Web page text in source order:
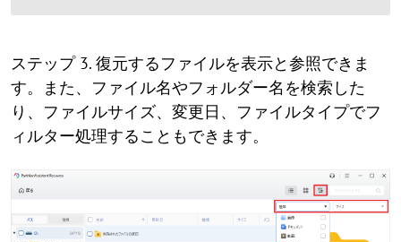
ステップ 3. 復元するファイルを表示と参照できま
す。また、ファイル名やフォルダー名を検索した
り、ファイルサイズ、変更日、ファイルタイプでフ
ィルター処理することもできます。